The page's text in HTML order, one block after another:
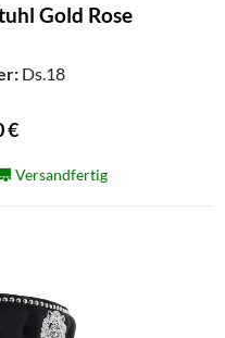
Gold Rose
Ds.18
€
Versandfertig